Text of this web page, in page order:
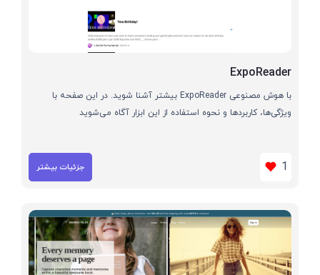
ExpoReader
با هوش مصنوعی ExpoReader بیشتر آشنا شوید. در این صفحه با
ویژگی‌ها، کاربردها و نحوه استفاده از این ابزار آگاه می‌شوید
1 جزئیات بیشتر